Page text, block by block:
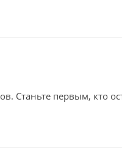
Станьте первым, кто